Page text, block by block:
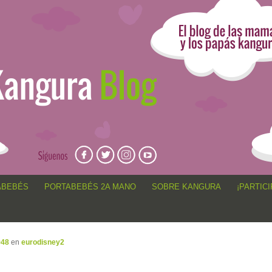
anécdotas de porteo, sorteos, concursos, artículos,
PORTABEBÉS 2A MANO SOBRE KANGURA
en eurodisney2